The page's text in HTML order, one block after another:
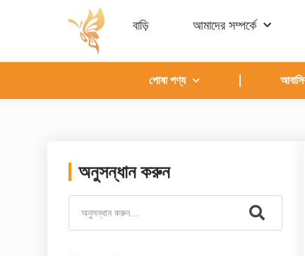
বাড়ি আমাদের সম্পর্কে
পোষা পণ্য
অনুসন্ধান করুন